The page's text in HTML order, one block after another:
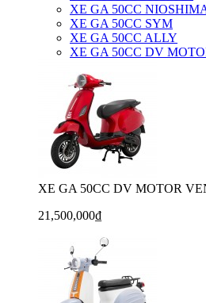
XE GA 50CC
XE GA 50CC SYM
XE GA 50CC ALLY
XE GA 50CC DV
XE GA 50CC DV MOTOR
21,500,000₫